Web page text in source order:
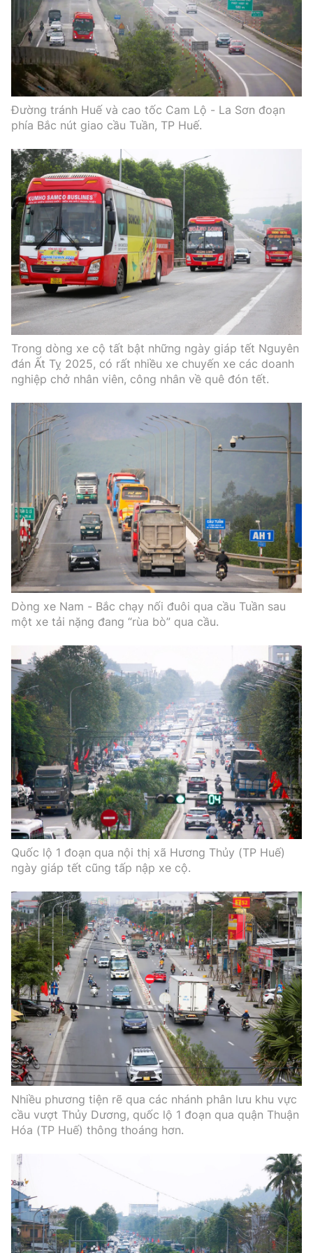
Đường tránh Huế và cao tốc Cam Lộ - La Sơn đoạn
phía Bắc nút giao cầu Tuần, TP Huế.
Trong dòng xe cộ tất bật những ngày giáp tết Nguyên
đán Ất Tỵ 2025, có rất nhiều xe chuyến xe các doanh
nghiệp chở nhân viên, công nhân về quê đón tết.
Dòng xe Nam - Bắc chạy nối đuôi qua cầu Tuần sau
một xe tải nặng đang “rùa bò” qua cầu.
Quốc lộ 1 đoạn qua nội thị xã Hương Thủy (TP Huế)
ngày giáp tết cũng tấp nập xe cộ.
Nhiều phương tiện rẽ qua các nhánh phân lưu khu vực
cầu vượt Thủy Dương, quốc lộ 1 đoạn qua quận Thuận
Hóa (TP Huế) thông thoáng hơn.